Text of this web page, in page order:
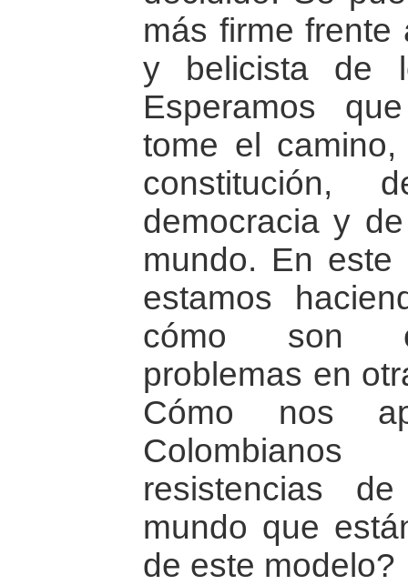
más firme frente
y belicista de
Esperamos
tome el
democracia y
mundo. En este
estamos
cómo son
problemas en
Cómo nos
resistencias
mundo que
de este modelo?